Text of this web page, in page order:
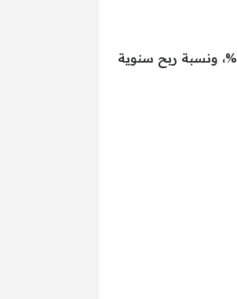
في حال تم اقتراض مبلغ من المال قدرة 10.000 جنية مصريا، لمدة 3 سنوات على أن يكون ذلك بنسبة سنوية ثابتة قدرها 4.6%، ونسبة ربح سنوية